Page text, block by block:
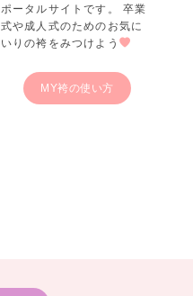
ポータルサイトです。 卒業
式や成人式のためのお気に
いりの袴をみつけよう
MY袴の使い方